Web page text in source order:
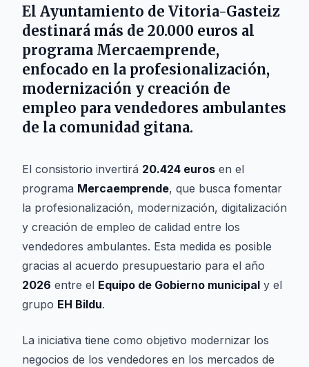
El Ayuntamiento de Vitoria-Gasteiz
destinará más de 20.000 euros al
programa Mercaemprende,
enfocado en la profesionalización,
modernización y creación de
empleo para vendedores ambulantes
de la comunidad gitana.
El consistorio invertirá 20.424 euros en el
programa Mercaemprende, que busca fomentar
la profesionalización, modernización, digitalización
y creación de empleo de calidad entre los
vendedores ambulantes. Esta medida es posible
gracias al acuerdo presupuestario para el año
2026 entre el Equipo de Gobierno municipal y el
grupo EH Bildu.
La iniciativa tiene como objetivo modernizar los
negocios de los vendedores en los mercados de